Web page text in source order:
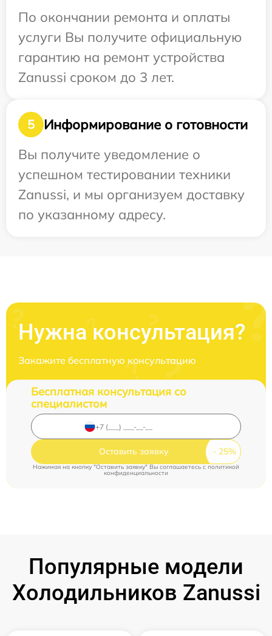
По окончании ремонта и оплаты
услуги Вы получите официальную
гарантию на ремонт устройства
Zanussi сроком до 3 лет.
5
Информирование о готовности
Вы получите уведомление о
успешном тестировании техники
Zanussi, и мы организуем доставку
по указанному адресу.
Нужна консультация?
Закажите бесплатную консультацию
Бесплатная консультация со
специалистом
Оставить заявку
Нажимая на кнопку "Оставить заявку" Вы соглашаетесь cполитикой
конфиденциальности
Популярные модели
Холодильников Zanussi